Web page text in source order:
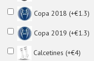
Copa 2018 (+€1.3)
Copa 2019 (+€1.3)
Calcetines (+€4)